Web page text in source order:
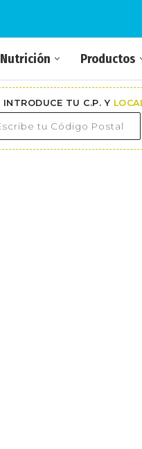
Nutrición Productos
INTRODUCE TU C.P. Y